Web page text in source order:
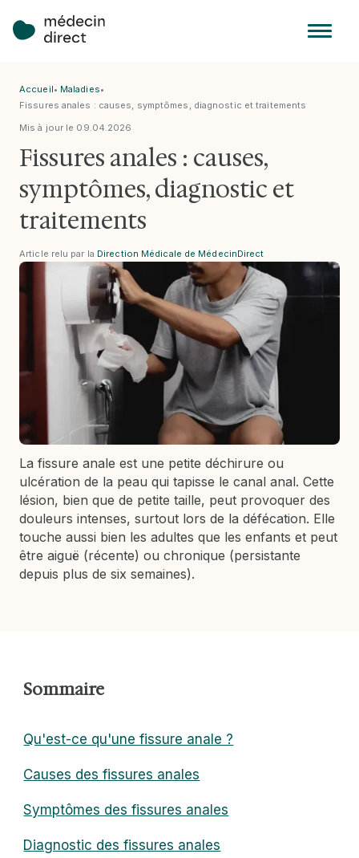
Accueil• Maladies•
Fissures anales : causes, symptômes, diagnostic et traitements
Fissures anales : causes,
symptômes, diagnostic et
traitements
Mis à jour le 09.04.2026
Article relu par la Direction Médicale de MédecinDirect
La fissure anale est une petite déchirure ou
ulcération de la peau qui tapisse le canal anal. Cette
lésion, bien que de petite taille, peut provoquer des
douleurs intenses, surtout lors de la défécation. Elle
touche aussi bien les adultes que les enfants et peut
être aiguë (récente) ou chronique (persistante
depuis plus de six semaines).
Sommaire
Qu'est-ce qu'une fissure anale ?
Causes des fissures anales
Symptômes des fissures anales
Diagnostic des fissures anales